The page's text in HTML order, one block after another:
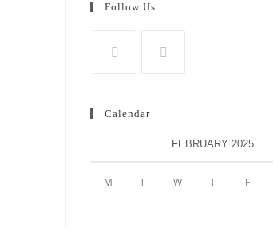
Follow Us
Calendar
FEBRUARY 2025
M T W T F